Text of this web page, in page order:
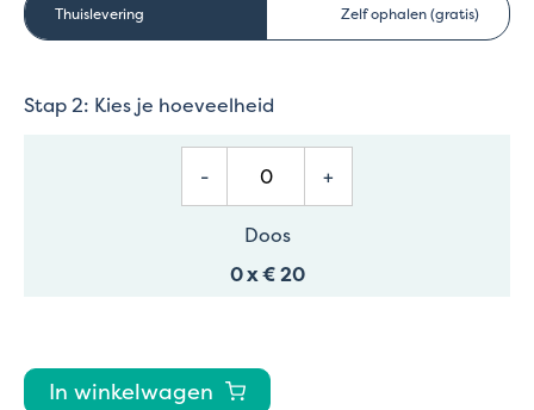
Thuislevering Zelf ophalen (gratis)
Stap 2: Kies je hoeveelheid
- +
Doos
0x€ 20
In winkelwagen